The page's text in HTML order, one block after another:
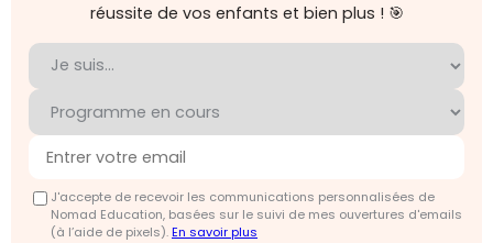
réussite de vos enfants et bien plus ! 🎯
J'accepte de recevoir les communications personnalisées de
Nomad Education, basées sur le suivi de mes ouvertures d'emails
(à l’aide de pixels).En savoir plus